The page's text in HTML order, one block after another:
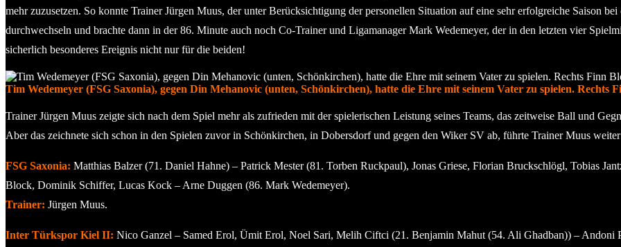
mehr zuzusetzen. So konnte Trainer Jürgen Muus, der unter Berücksichtigung der personellen Situation auf eine sehr erfolgreiche Saison
durchwechseln und brachte dann in der 86. Minute auch noch Co-Trainer und Ligamanager Mark Wedemeyer, der in den letzten vier
sicherlich besonderes Ereignis nicht nur für die beiden!
Tim Wedemeyer (FSG Saxonia), gegen Din Mehanovic (unten, Schönkirchen), hatte die Ehre mit seinem Vater zu spielen. Rechts
Trainer Jürgen Muus zeigte sich nach dem Spiel mehr als zufrieden mit der spielerischen Leistung seines Teams, das zeitweise Ball und
Aber das zeichnete sich schon in den Spielen zuvor in Schönkirchen, in Dobersdorf und gegen den Wiker SV ab, führte Trainer Muus
FSG Saxonia: Matthias Balzer (71. Daniel Hahne) – Patrick Mester (81. Torben Ruckpaul), Jonas Griese, Florian Bruckschlögl, Tobias
Block, Dominik Schiffer, Lucas Kock – Arne Duggen (86. Mark Wedemeyer).
Trainer: Jürgen Muus.
Inter Türkspor Kiel II: Nico Ganzel – Samed Erol, Ümit Erol, Noel Sari, Melih Ciftci (21. Benjamin Mahut (54. Ali Ghadban)) – Andoni